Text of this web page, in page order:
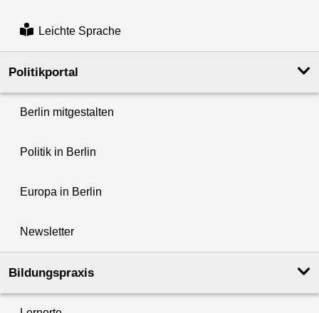
Leichte Sprache
Politikportal
Berlin mitgestalten
Politik in Berlin
Europa in Berlin
Newsletter
Bildungspraxis